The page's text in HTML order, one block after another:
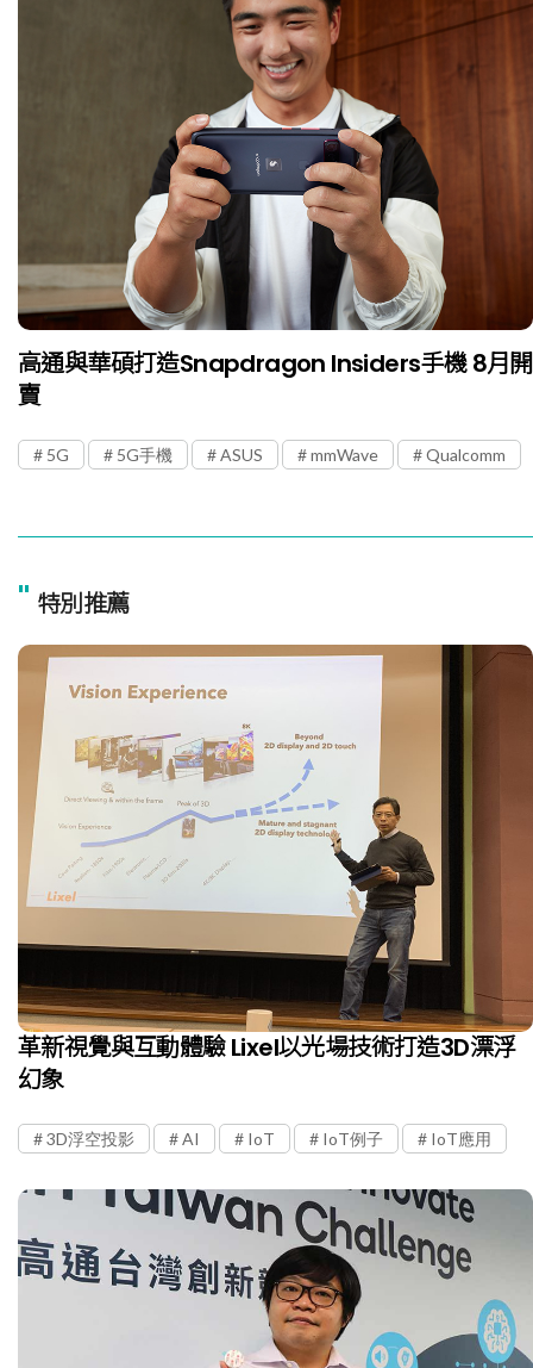
高通與華碩打造Snapdragon Insiders手機 8月開
賣
5G 5G手機 ASUS mmWave Qualcomm
" 特別推薦
革新視覺與互動體驗 Lixel以光場技術打造3D漂浮
幻象
3D浮空投影 AI IoT IoT例子 IoT應用